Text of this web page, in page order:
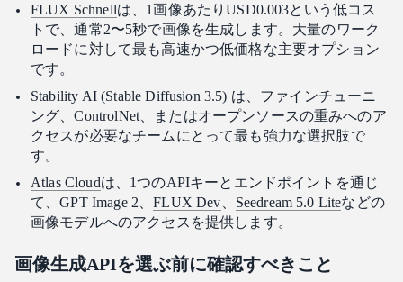
FLUX Schnellは、1画像あたりUSD0.003という低コス
トで、通常2〜5秒で画像を生成します。大量のワーク
ロードに対して最も高速かつ低価格な主要オプション
です。
Stability AI (Stable Diffusion 3.5) は、ファインチューニ
ング、ControlNet、またはオープンソースの重みへのア
クセスが必要なチームにとって最も強力な選択肢で
す。
Atlas Cloudは、1つのAPIキーとエンドポイントを通じ
て、GPT Image 2、FLUX Dev Seedream 5.0 Liteなどの
画像モデルへのアクセスを提供します。
画像生成APIを選ぶ前に確認すべきこと